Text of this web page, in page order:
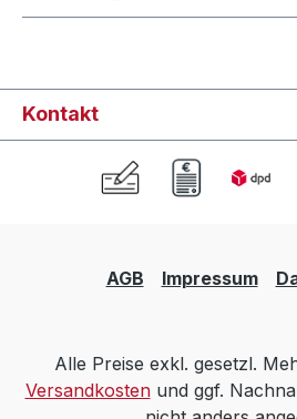
Kontakt
AGB Impressum
Alle Preise exkl. gesetzl.
Versandkostenund ggf.